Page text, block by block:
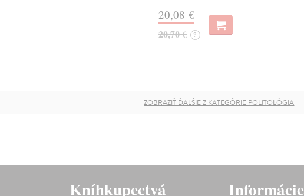
20,08 €
20,70 € ?
ZOBRAZIŤ ĎALŠIE Z KATEGÓRIE POLITOLÓGIA
Kníhkupectvá Informácie